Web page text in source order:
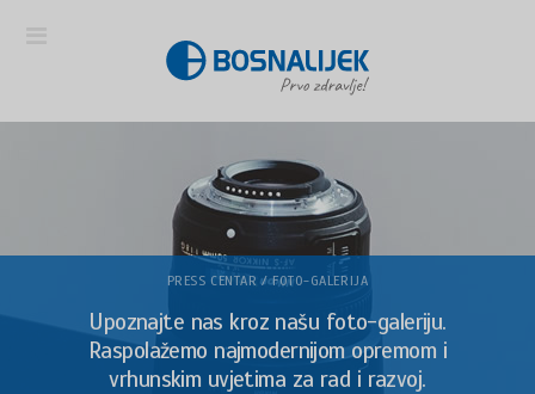
PRESS CENTAR / FOTO-GALERIJA
Upoznajte nas kroz našu foto-galeriju.
Raspolažemo najmodernijom opremom i
vrhunskim uvjetima za rad i razvoj.